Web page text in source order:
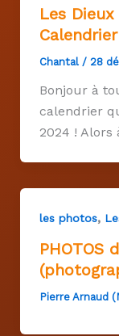
Les
Chantal / 28
Bonjour à
calendrier
2024 ! Alors
les photos,
PHOTOS
Pierre Arnaud